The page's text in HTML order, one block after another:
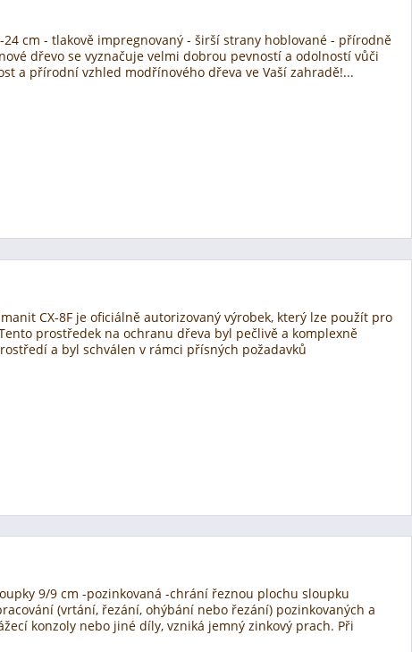
cm - tlakově impregnovaný - širší strany hoblované - přírodně
dřevo se vyznačuje velmi dobrou pevností a odolností vůči
a přírodní vzhled modřínového dřeva ve Vaší zahradě!...
CX-8F je oficiálně autorizovaný výrobek, který lze použít pro
prostředek na ochranu dřeva byl pečlivě a komplexně
a byl schválen v rámci přísných požadavků
9/9 cm -pozinkovaná -chrání řeznou plochu sloupku
(vrtání, řezání, ohýbání nebo řezání) pozinkovaných a
konzoly nebo jiné díly, vzniká jemný zinkový prach. Při